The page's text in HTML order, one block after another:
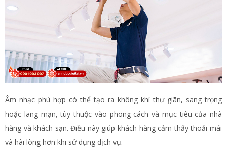
Âm nhạc phù hợp có thể tạo ra không khí thư giãn, sang trọng
hoặc lãng mạn, tùy thuộc vào phong cách và mục tiêu của nhà
hàng và khách sạn. Điều này giúp khách hàng cảm thấy thoải mái
và hài lòng hơn khi sử dụng dịch vụ.